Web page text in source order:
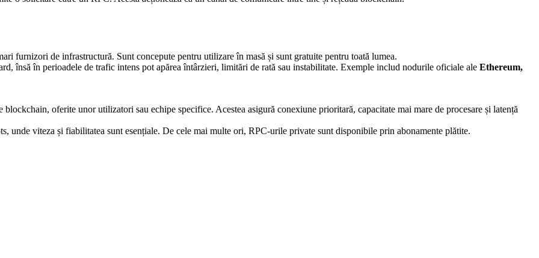
furnizori de infrastructură. Sunt concepute pentru utilizare în masă și sunt gratuite pentru toată lumea.
însă în perioadele de trafic intens pot apărea întârzieri, limitări de rată sau instabilitate. Exemple includ nodurile oficiale ale Ethereum,
oferite unor utilizatori sau echipe specifice. Acestea asigură conexiune prioritară, capacitate mai mare de procesare și latență
unde viteza și fiabilitatea sunt esențiale. De cele mai multe ori, RPC-urile private sunt disponibile prin abonamente plătite.